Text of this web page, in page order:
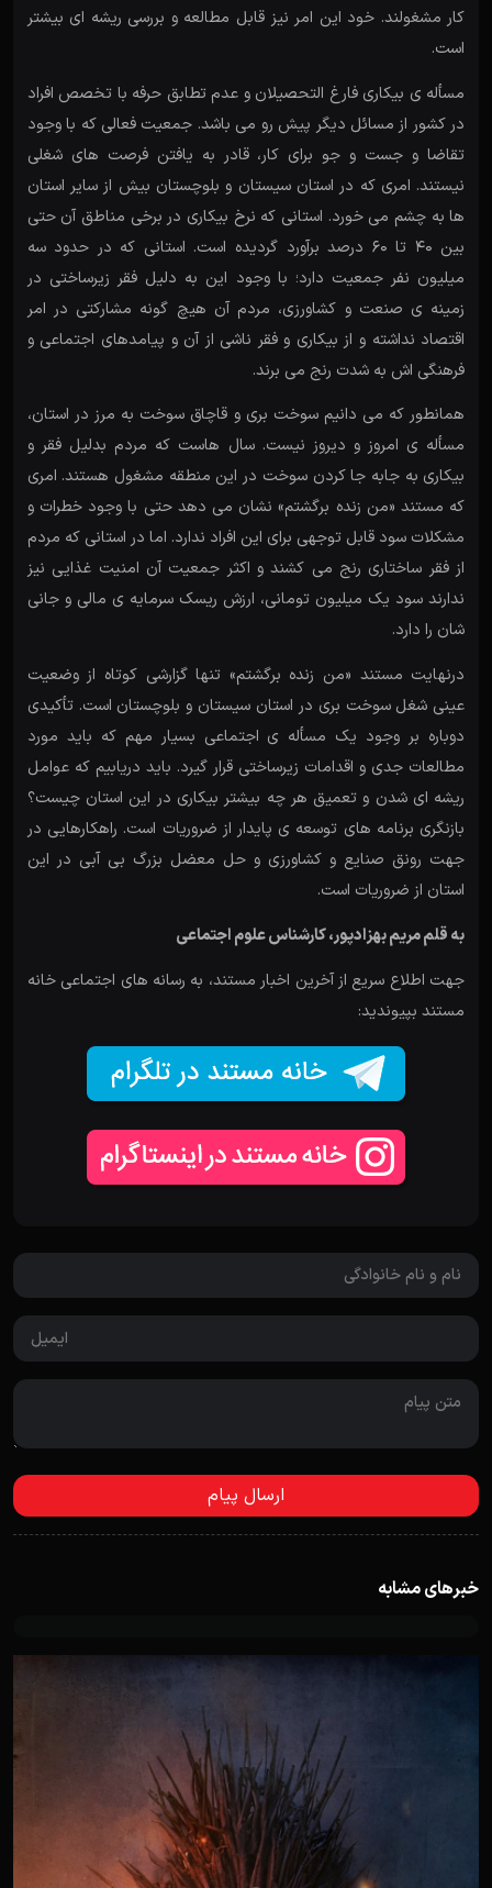
کار مشغولند. خود این امر نیز قابل مطالعه و بررسی ریشه ای بیشتر
است.
مسأله ی بیکاری فارغ التحصیلان و عدم تطابق حرفه با تخصص افراد
در کشور از مسائل دیگر پیش رو می باشد. جمعیت فعالی که با وجود
تقاضا و جست و جو برای کار، قادر به یافتن فرصت های شغلی
نیستند. امری که در استان سیستان و بلوچستان بیش از سایر استان
ها به چشم می خورد. استانی که نرخ بیکاری در برخی مناطق آن حتی
بین 40 تا 60 درصد برآورد گردیده است. استانی که در حدود سه
میلیون نفر جمعیت دارد؛ با وجود این به دلیل فقر زیرساختی در
زمینه ی صنعت و کشاورزی، مردم آن هیچ گونه مشارکتی در امر
اقتصاد نداشته و از بیکاری و فقر ناشی از آن و پیامدهای اجتماعی و
فرهنگی اش به شدت رنج می برند.
همانطور که می دانیم سوخت بری و قاچاق سوخت به مرز در استان،
مسأله ی امروز و دیروز نیست. سال هاست که مردم بدلیل فقر و
بیکاری به جابه جا کردن سوخت در این منطقه مشغول هستند. امری
که مستند «من زنده برگشتم» نشان می دهد حتی با وجود خطرات و
مشکلات سود قابل توجهی برای این افراد ندارد. اما در استانی که مردم
از فقر ساختاری رنج می کشند و اکثر جمعیت آن امنیت غذایی نیز
ندارند سود یک میلیون تومانی، ارزش ریسک سرمایه ی مالی و جانی
شان را دارد.
درنهایت مستند «من زنده برگشتم» تنها گزارشی کوتاه از وضعیت
عینی شغل سوخت بری در استان سیستان و بلوچستان است. تأکیدی
دوباره بر وجود یک مسأله ی اجتماعی بسیار مهم که باید مورد
مطالعات جدی و اقدامات زیرساختی قرار گیرد. باید دریابیم که عوامل
ریشه ای شدن و تعمیق هر چه بیشتر بیکاری در این استان چیست؟
بازنگری برنامه های توسعه ی پایدار از ضروریات است. راهکارهایی در
جهت رونق صنایع و کشاورزی و حل معضل بزرگ بی آبی در این
استان از ضروریات است.
به قلم مریم بهزادپور، کارشناس علوم اجتماعی
جهت اطلاع سریع از آخرین اخبار مستند، به رسانه های اجتماعی خانه
مستند بپیوندید:
خبرهای مشابه